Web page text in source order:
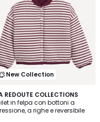
New Collection
REDOUTE COLLECTIONS
in felpa con bottoni a
a righe e reversibile